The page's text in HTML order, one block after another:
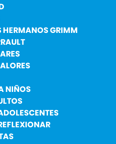
HERMANOS GRIMM
NIÑOS